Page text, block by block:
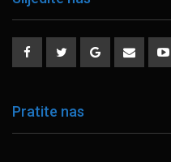
Pratite nas